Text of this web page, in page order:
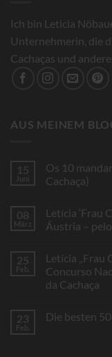
Ich bin Leticia
Unternehmerin, die
Cachaças und
AUS MEINEM
15
Juni
Os 10
Cachaça)
zu
Os
10
degustação
(e
da
Frau
08
März
Letícia ‘Frau
Áustria –
zu
Letícia
‘Frau
Cachaça’,
do
nosso
25
Feb.
Letícia „Frau
Concurso
da Cachaça
zu
23
Feb.
Die besten